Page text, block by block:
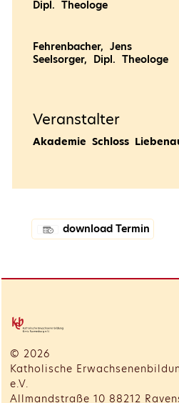
Dipl. Theologe
Fehrenbacher, Jens
Seelsorger, Dipl. Theologe
Veranstalter
Akademie Schloss
download Termin
© 2026
Katholische
e.V.
Allmandstraße 10 88212